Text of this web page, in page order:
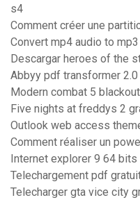
s4
Comment créer une
Convert mp4 audio to
Descargar heroes of the
Abbyy pdf transformer 2.0
Modern combat 5
Five nights at freddys 2
Outlook web access
Comment réaliser un
Internet explorer 9 64 bits
Telechargement pdf
Telecharger gta vice city